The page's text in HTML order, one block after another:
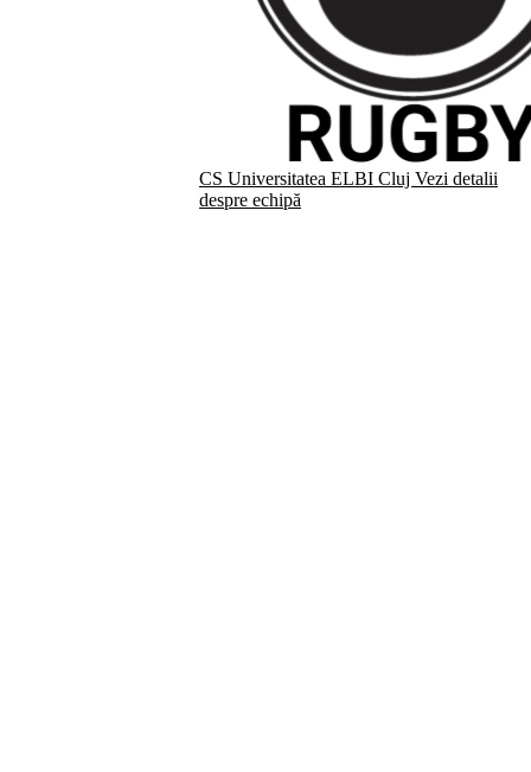
CS Universitatea ELBI Cluj Vezi detalii
despre echipă